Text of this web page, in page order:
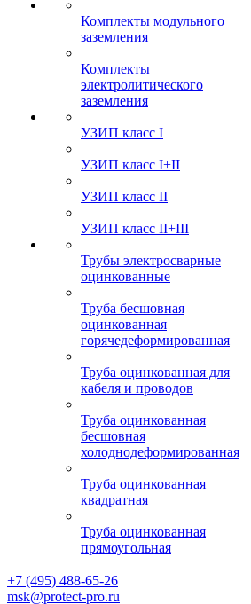
Комплекты модульного
заземления
Комплекты
электролитического
заземления
УЗИП класс I
УЗИП класс I+II
УЗИП класс II
УЗИП класс II+III
Трубы электросварные
оцинкованные
Труба бесшовная
оцинкованная
горячедеформированная
Труба оцинкованная для
кабеля и проводов
Труба оцинкованная
бесшовная
холоднодеформированная
Труба оцинкованная
квадратная
Труба оцинкованная
прямоугольная
+7 (495) 488-65-26
msk@protect-pro.ru